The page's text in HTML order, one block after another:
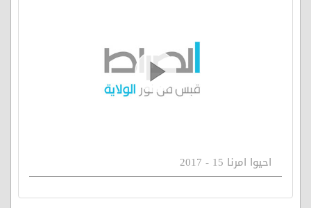
احيوا امرنا 15 - 2017